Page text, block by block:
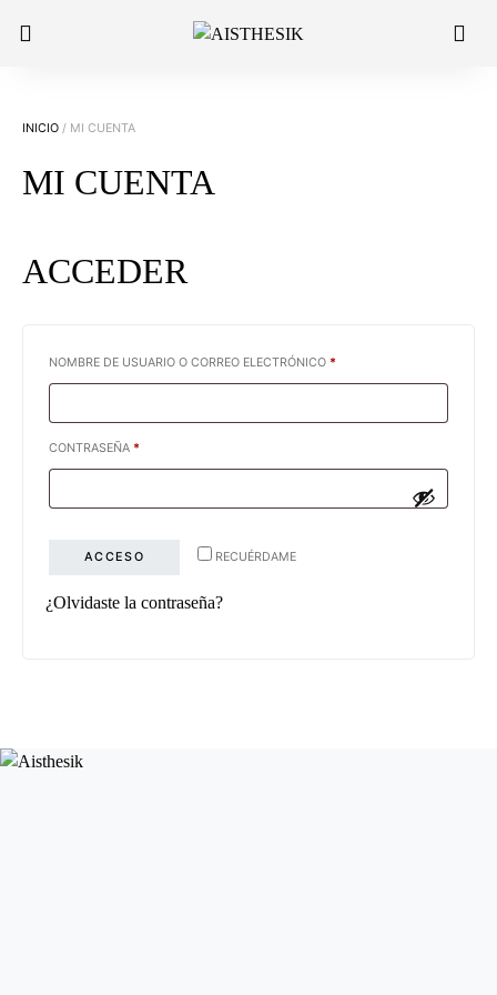
INICIO / MI CUENTA
MI CUENTA
ACCEDER
NOMBRE DE USUARIO O CORREO ELECTRÓNICO *
CONTRASEÑA *
RECUÉRDAME
ACCESO
¿Olvidaste la contraseña?